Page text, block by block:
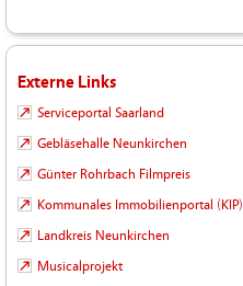
Externe Links
Serviceportal Saarland
Gebläsehalle Neunkirchen
Günter Rohrbach Filmpreis
Kommunales Immobilienportal (KIP)
Landkreis Neunkirchen
Musicalprojekt